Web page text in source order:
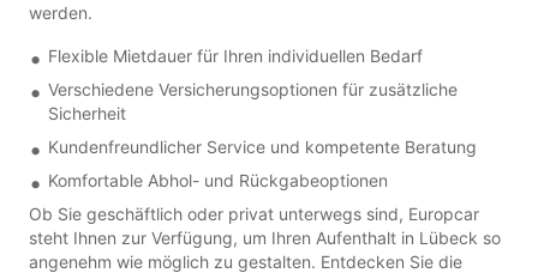
werden.
Flexible Mietdauer für Ihren individuellen Bedarf
Verschiedene Versicherungsoptionen für zusätzliche
Sicherheit
Kundenfreundlicher Service und kompetente Beratung
Komfortable Abhol- und Rückgabeoptionen
Ob Sie geschäftlich oder privat unterwegs sind, Europcar
steht Ihnen zur Verfügung, um Ihren Aufenthalt in Lübeck so
angenehm wie möglich zu gestalten. Entdecken Sie die